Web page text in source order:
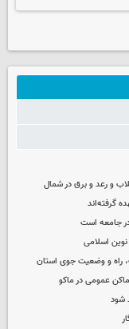
گرفته‌اند
در جامعه است
اسلامی
راه و وضعیت جوی استان
عمومی در ماکو
شود